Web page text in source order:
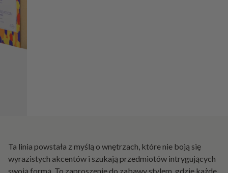
Ta linia powstała z myślą o wnętrzach, które nie boją się
wyrazistych akcentów i szukają przedmiotów intrygujących
swoją formą. To zaproszenie do zabawy stylem, gdzie każde